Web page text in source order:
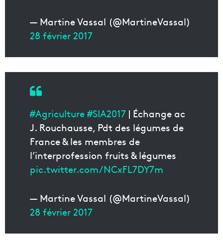
— Martine Vassal (@MartineVassal)
28 février 2017
#Agriculture#SIA2017 | Échange ac
J. Rouchausse, Pdt des légumes de
France & les membres de
l’interprofession fruits & légumes
pic.twitter.com/NCxFL7DY7m
— Martine Vassal (@MartineVassal)
28 février 2017